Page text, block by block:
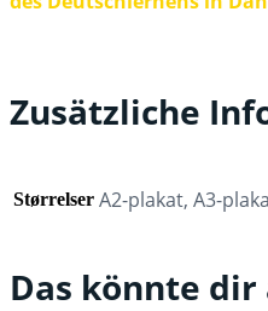
Zusätzliche
Størrelser A2-plakat, A3-
Das könnte